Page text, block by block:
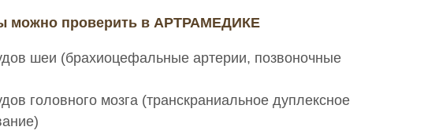
можно проверить в АРТРАМЕДИКЕ
шеи (брахиоцефальные артерии, позвоночные
головного мозга (транскраниальное дуплексное